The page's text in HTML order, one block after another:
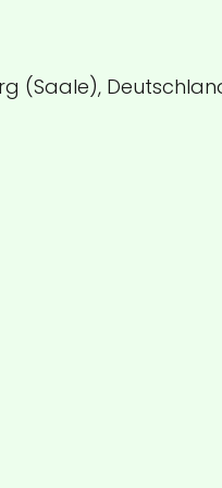
(Saale),